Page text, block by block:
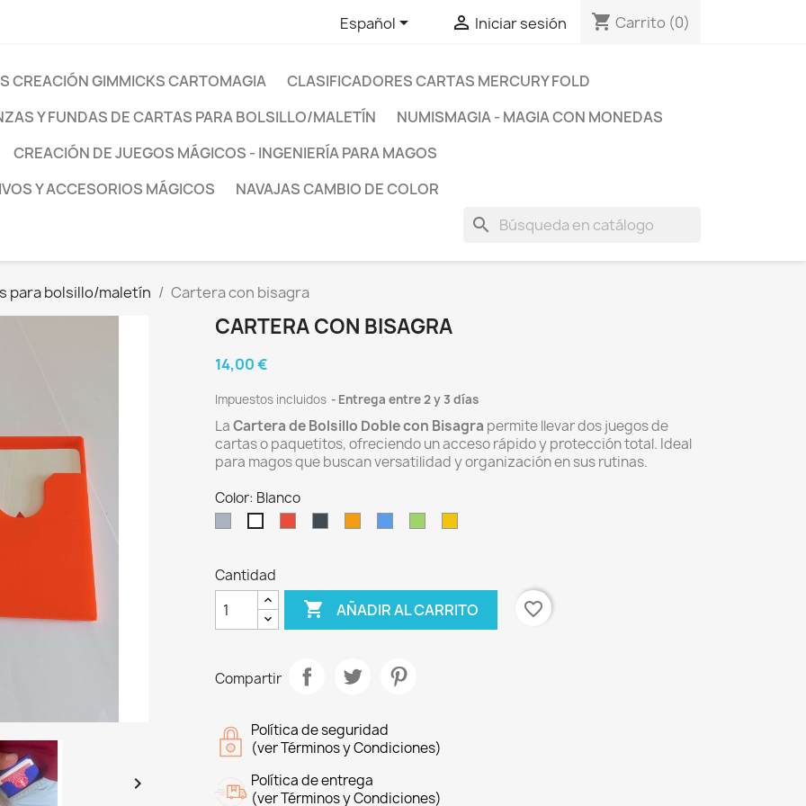
Español  Iniciar sesión shopping_cart Carrito (0)
CREACIÓN GIMMICKS CARTOMAGIA
CLASIFICADORES CARTAS MERCURY FOLD
Y FUNDAS DE CARTAS PARA BOLSILLO/MALETÍN
NUMISMAGIA - MAGIA CON MONEDAS
CREACIÓN DE JUEGOS MÁGICOS - INGENIERÍA PARA MAGOS
Y ACCESORIOS MÁGICOS
NAVAJAS CAMBIO DE COLOR
search
para bolsillo/maletín Cartera con bisagra

CARTERA CON BISAGRA
14,00 €
Impuestos incluidos Entrega entre 2 y 3 días
LaCartera de Bolsillo Doble con Bisagra permite llevar dos juegos de
cartas o paquetitos, ofreciendo un acceso rápido y protección total. Ideal
para magos que buscan versatilidad y organización en sus rutinas.
Color: Blanco
Cantidad
 AÑADIR AL CARRITO favorite_border
Compartir
Política de seguridad
(ver Términos y Condiciones)
Política de entrega
(ver Términos y Condiciones)